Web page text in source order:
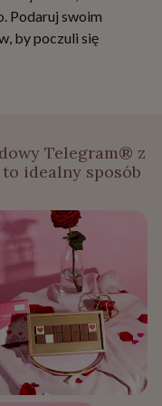
Podaruj swoim
by poczuli się
Telegram® z
idealny sposób